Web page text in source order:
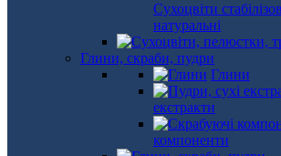
Сухоцвіти
натуральні
Глини, скраби, пудри
Глини
екстракти
компоненти